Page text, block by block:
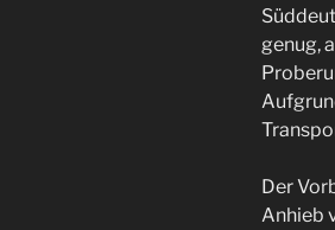
genug,
Der
Anhieb